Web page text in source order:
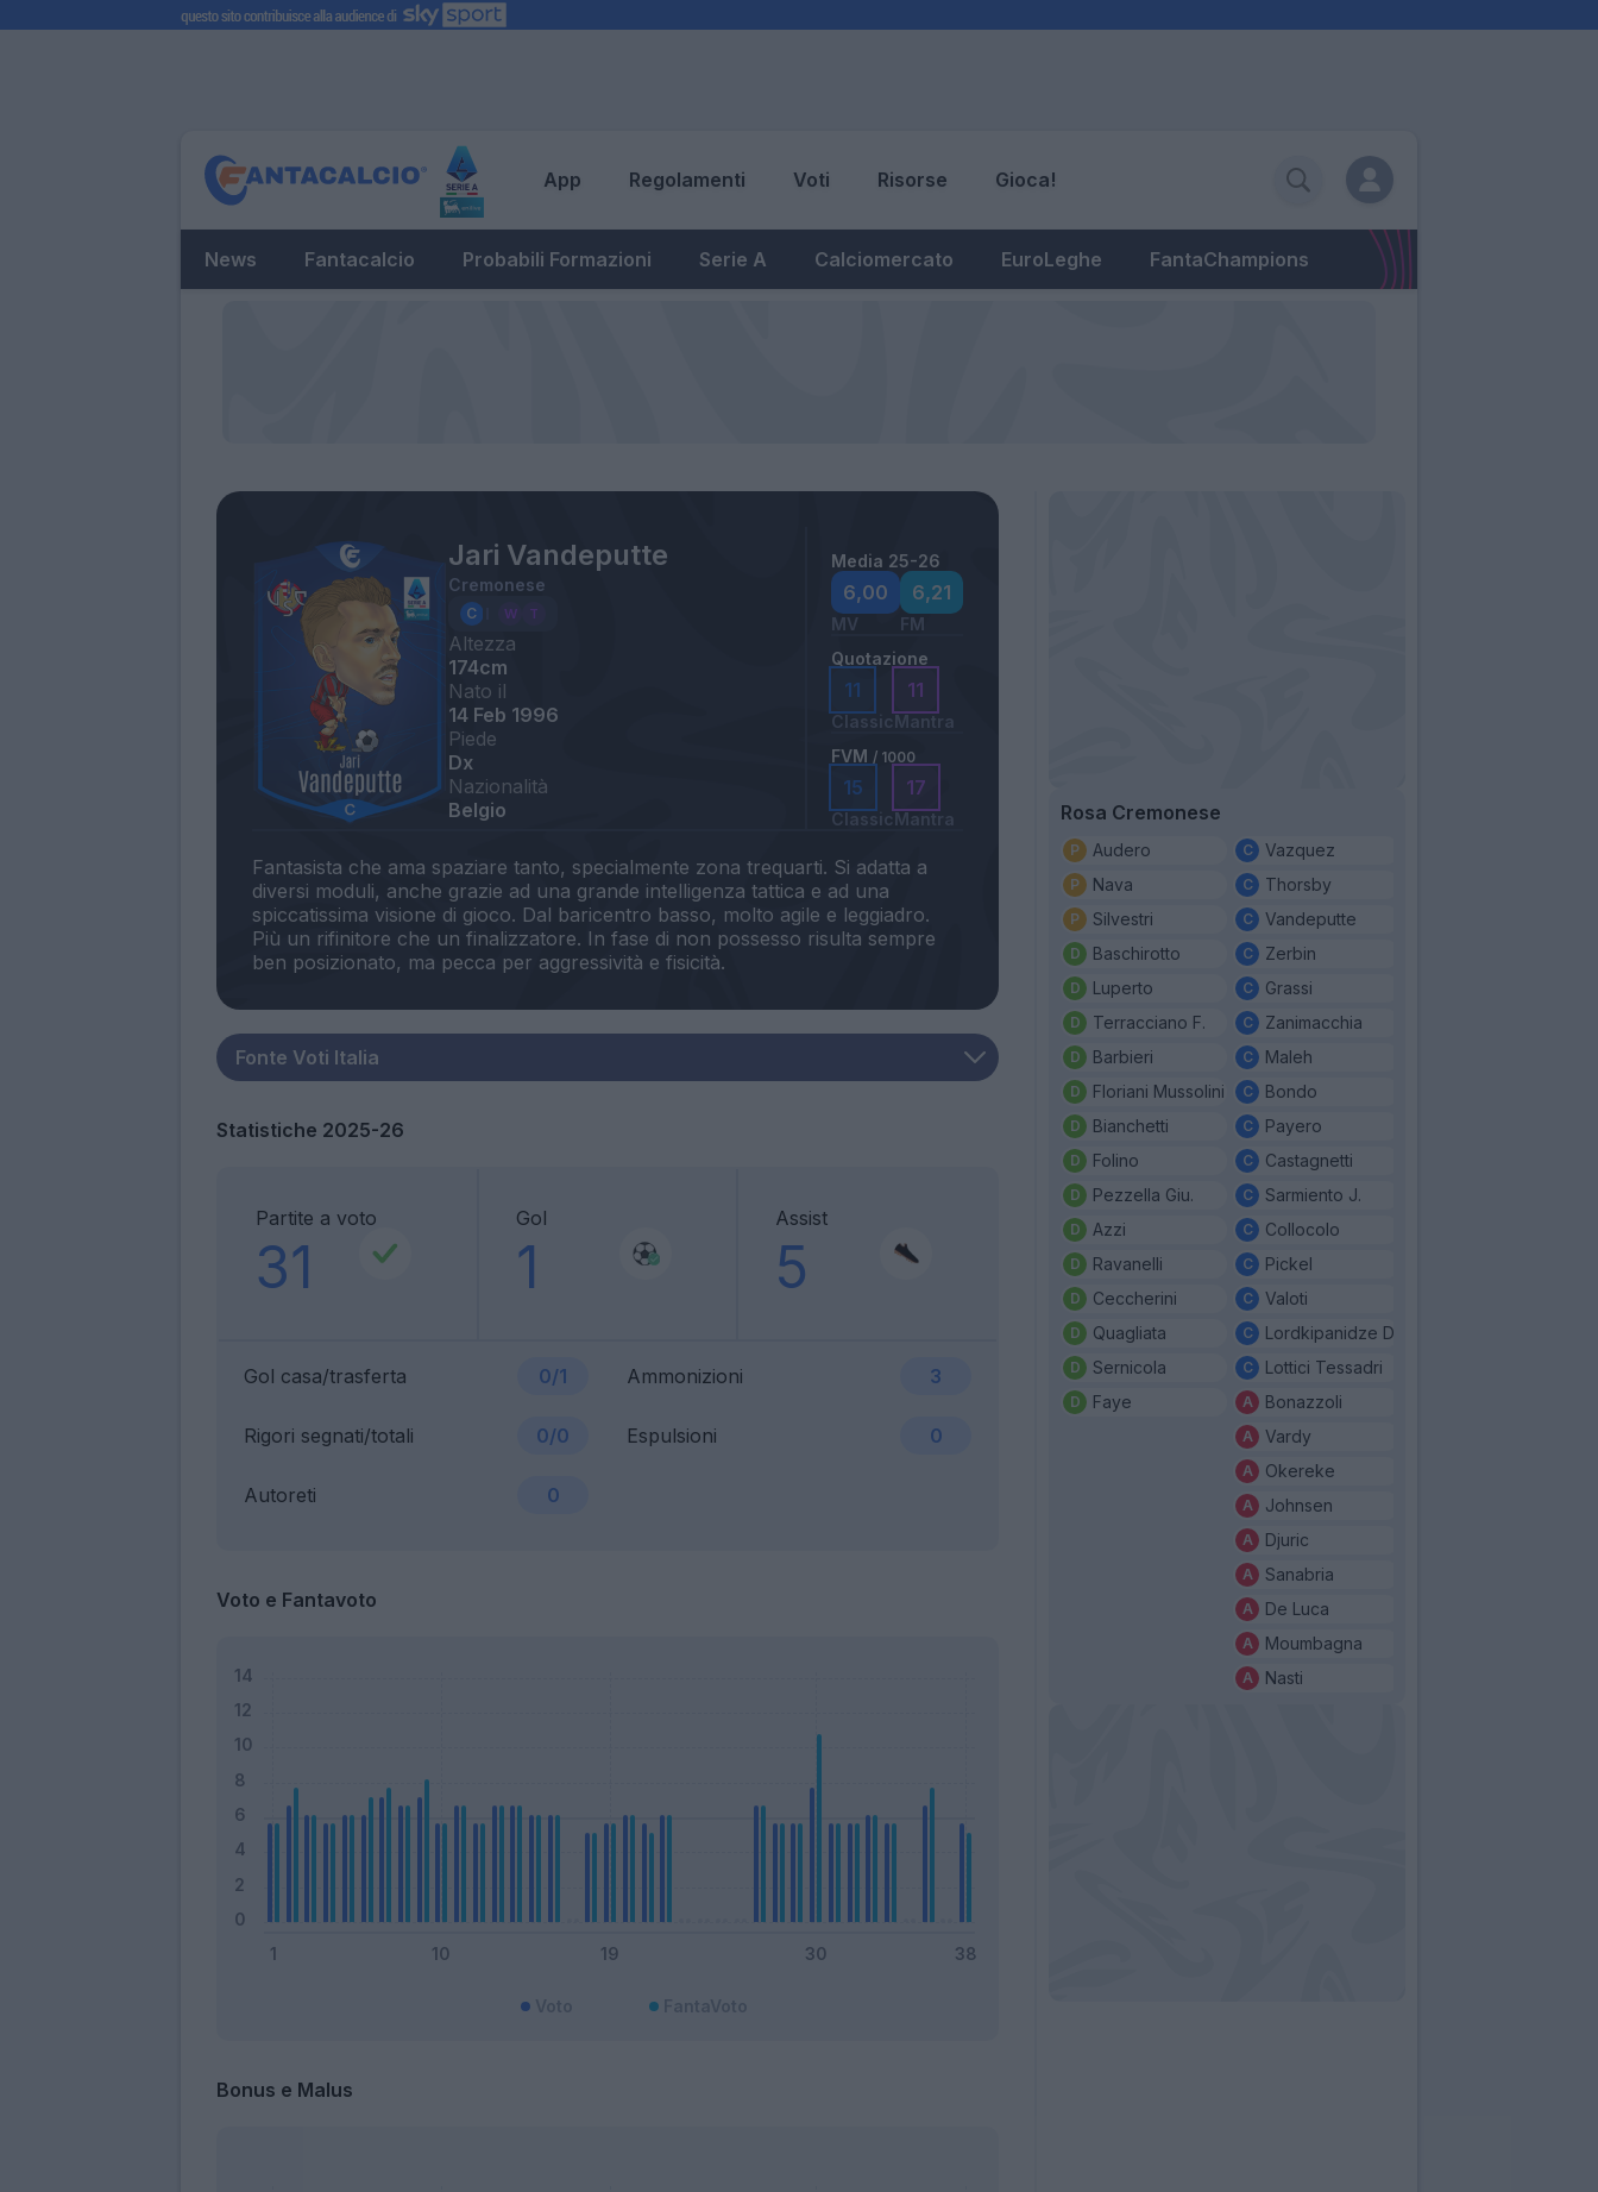
App Regolamenti Voti Risorse Gioca!
News Fantacalcio Probabili Formazioni Serie A Calciomercato EuroLeghe FantaChampions
Jari Vandeputte
Cremonese
Altezza
174cm
Nato il
14 Feb 1996
Piede
Dx
Nazionalità
Belgio
Media 25-26
6,00
MV
6,21
FM
Quotazione
11
Classic
11
Mantra
FVM / 1000
15
Classic
17
Mantra
Fantasista che ama spaziare tanto, specialmente zona trequarti. Si adatta a
diversi moduli, anche grazie ad una grande intelligenza tattica e ad una
spiccatissima visione di gioco. Dal baricentro basso, molto agile e leggiadro.
Più un rifinitore che un finalizzatore. In fase di non possesso risulta sempre
Statistiche 2025-26
Partite a voto
31
Gol
1
Assist
5
Gol casa/trasferta 0/1 Ammonizioni 3
Rigori segnati/totali 0/0 Espulsioni 0
Autoreti 0
Voto e Fantavoto
Bonus e Malus
Rosa Cremonese
Audero
Nava
Silvestri
Baschirotto
Luperto
Terracciano F.
Barbieri
Floriani Mussolini
Bianchetti
Folino
Pezzella Giu.
Azzi
Ravanelli
Ceccherini
Quagliata
Sernicola
Faye
Vazquez
Thorsby
Vandeputte
Zerbin
Grassi
Zanimacchia
Maleh
Bondo
Payero
Castagnetti
Sarmiento J.
Collocolo
Pickel
Valoti
Lordkipanidze D.
Lottici Tessadri
Bonazzoli
Vardy
Okereke
Johnsen
Djuric
Sanabria
De Luca
Moumbagna
Nasti